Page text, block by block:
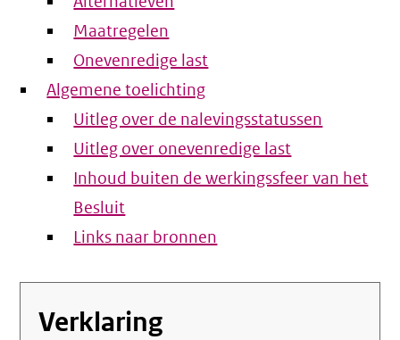
Maatregelen
Onevenredige last
Algemene toelichting
Uitleg over de nalevingsstatussen
Uitleg over onevenredige last
Inhoud buiten de werkingssfeer van het
Besluit
Links naar bronnen
Verklaring